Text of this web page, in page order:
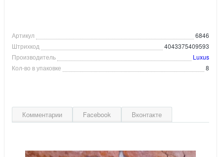
Артикул
6846
Штрихкод
4043375409593
Производитель
Luxus
Кол-во в упаковке
8
Комментарии Facebook Вконтакте